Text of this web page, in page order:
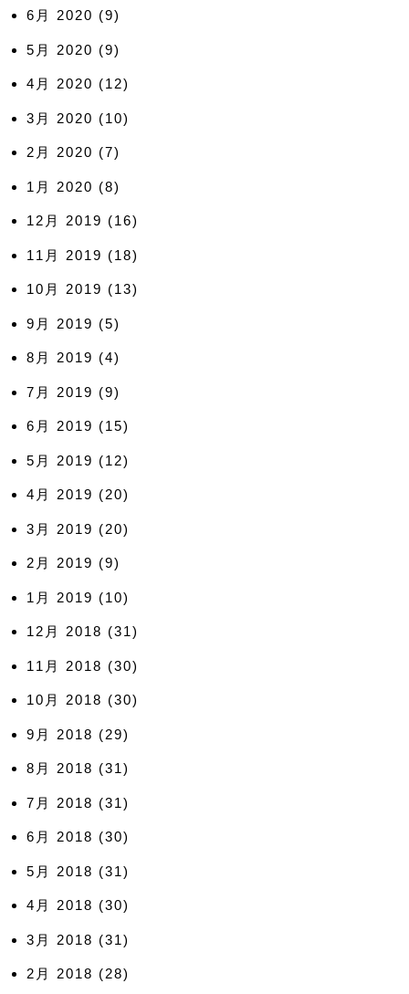
6月 2020 (9)
5月 2020 (9)
4月 2020 (12)
3月 2020 (10)
2月 2020 (7)
1月 2020 (8)
12月 2019 (16)
11月 2019 (18)
10月 2019 (13)
9月 2019 (5)
8月 2019 (4)
7月 2019 (9)
6月 2019 (15)
5月 2019 (12)
4月 2019 (20)
3月 2019 (20)
2月 2019 (9)
1月 2019 (10)
12月 2018 (31)
11月 2018 (30)
10月 2018 (30)
9月 2018 (29)
8月 2018 (31)
7月 2018 (31)
6月 2018 (30)
5月 2018 (31)
4月 2018 (30)
3月 2018 (31)
2月 2018 (28)